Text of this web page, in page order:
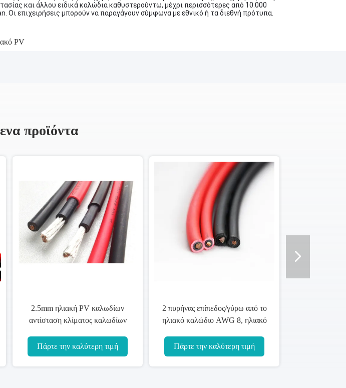
και άλλου ειδικά καλώδια καθυστερούντω, μέχρι περισσότερες από 10.000
επιχειρήσεις μπορούν να παραγάγουν σύμφωνα με εθνικό ή τα διεθνή πρότυπα.
PV
προϊόντα
2.5mm ηλιακή PV καλωδίων
αντίσταση κλίματος καλωδίων
εσωτερική
Πάρτε την καλύτερη τιμή
2 πυρήνας επίπεδος/γύρω από το
ηλιακό καλώδιο AWG 8, ηλιακό
καλωδίων 6mm2
Πάρτε την καλύτερη τιμή